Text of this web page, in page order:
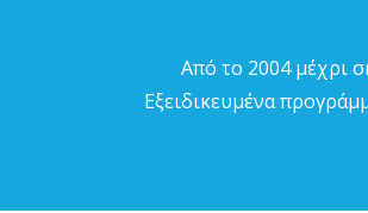
Από το 2004 µέχρι
Εξειδικευµένα